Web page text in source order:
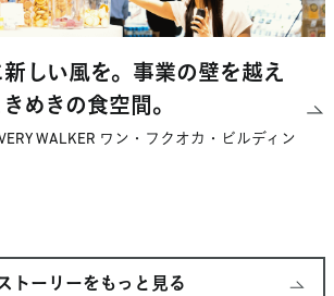
しい風を。事業の壁を越え
めきの食空間。
WALKER ワン・フクオカ・ビルディン
トーリーをもっと見る